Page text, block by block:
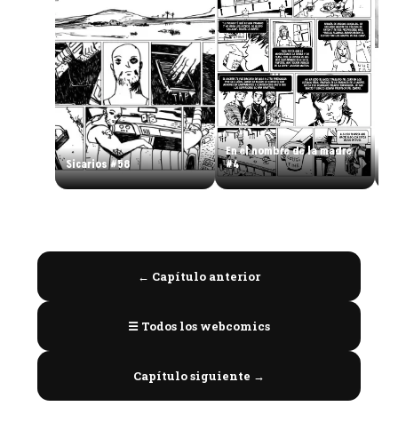
Sicarios #58
En el nombre de la madre
#4
← Capítulo anterior
☰ Todos los webcomics
Capítulo siguiente →